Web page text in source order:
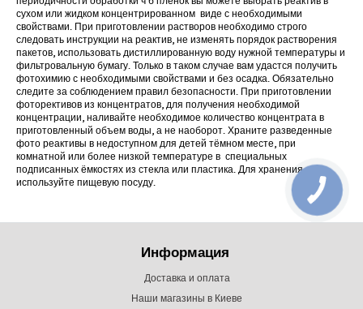
сухом или жидком концентрированном виде с необходимыми
свойствами. При приготовлении растворов необходимо строго
следовать инструкции на реактив, не изменять порядок растворения
пакетов, использовать дистиллированную воду нужной температуры и
фильтровальную бумагу. Только в таком случае вам удастся получить
фотохимию с необходимыми свойствами и без осадка. Обязательно
следите за соблюдением правил безопасности. При приготовлении
фоторективов из концентратов, для получения необходимой
концентрации, наливайте необходимое количество концентрата в
приготовленный объем воды, а не наоборот. Храните разведенные
фото реактивы в недоступном для детей тёмном месте, при
комнатной или более низкой температуре в специальных
подписанных ёмкостях из стекла или пластика. Для хранения не
используйте пищевую посуду.
Информация
Доставка и оплата
Наши магазины в Киеве